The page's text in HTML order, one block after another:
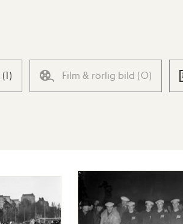
(1) Film & rörlig bild (0)